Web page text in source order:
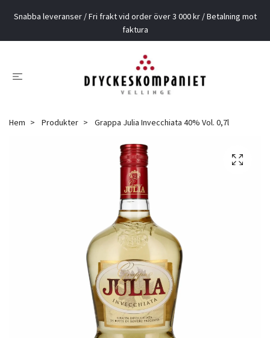
Snabba leveranser / Fri frakt vid order över 3 000 kr / Betalning mot
faktura
Hem Produkter Grappa Julia Invecchiata 40% Vol. 0,7l